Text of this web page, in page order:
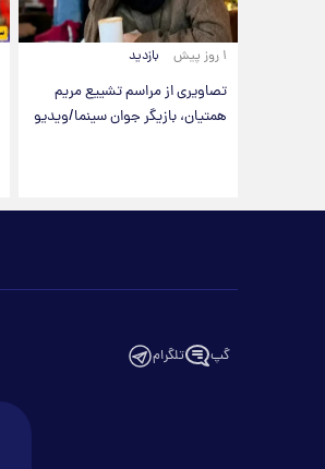
۱ روز پیش بازدید
تصاویری از مراسم تشییع مریم
همتیان، بازیگر جوان سینما/ویدیو
گپ تلگرام